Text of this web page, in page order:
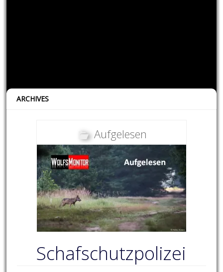
ARCHIVES
Aufgelesen
Schafschutzpolizei